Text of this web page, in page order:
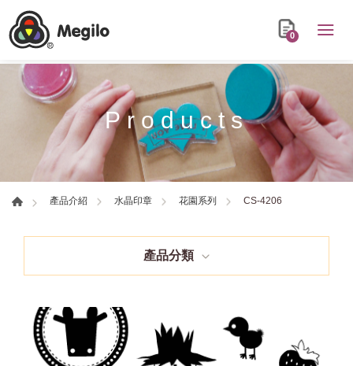
0
Products
產品介紹 水晶印章 花園系列 CS-4206
產品分類